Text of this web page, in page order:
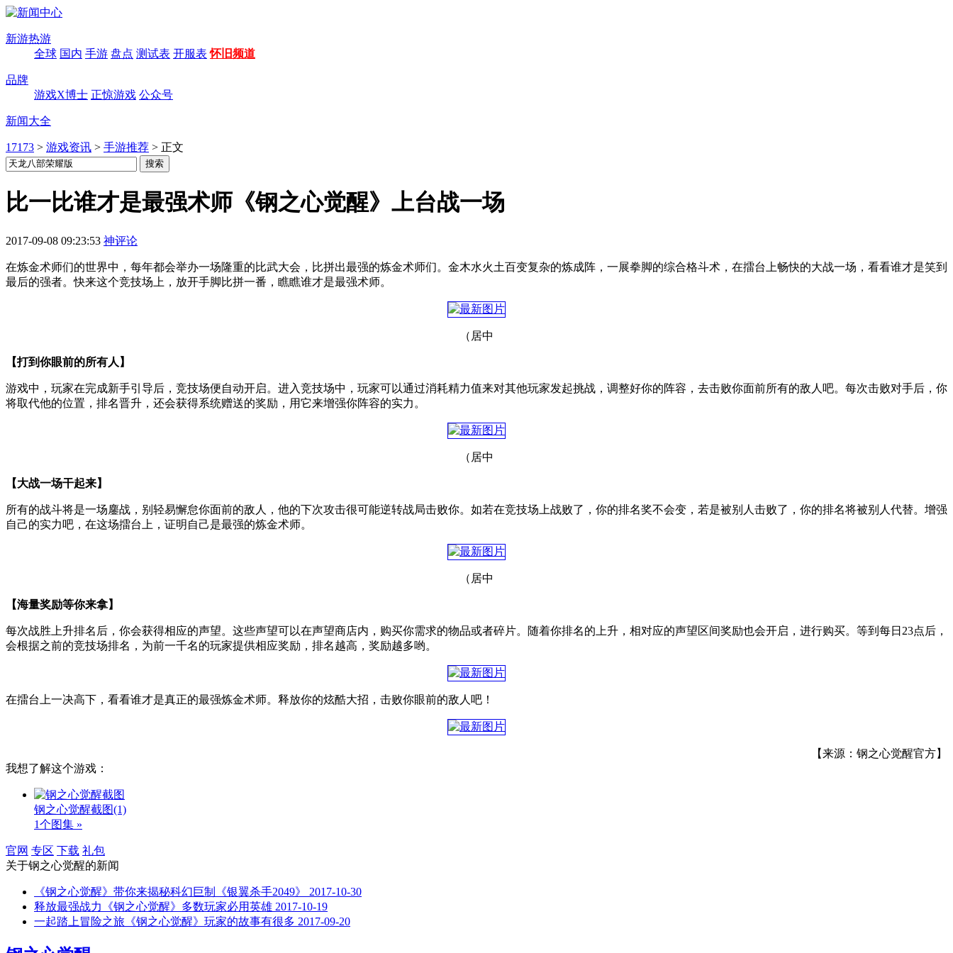
新游热游
全球 国内 手游 盘点 测试表 开服表 怀旧频道
品牌
游戏X博士 正惊游戏 公众号
新闻大全
17173 > 游戏资讯 > 手游推荐 > 正文
比一比谁才是最强术师《钢之心觉醒》上台战一场
2017-09-08 09:23:53 神评论
在炼金术师们的世界中，每年都会举办一场隆重的比武大会，比拼出最强的炼金术师们。金木水火土百变复杂的炼成阵，一展拳脚的综合格斗术，在擂台上畅快的大战一场，看看谁才是笑到
最后的强者。快来这个竞技场上，放开手脚比拼一番，瞧瞧谁才是最强术师。
（居中
【打到你眼前的所有人】
游戏中，玩家在完成新手引导后，竞技场便自动开启。进入竞技场中，玩家可以通过消耗精力值来对其他玩家发起挑战，调整好你的阵容，去击败你面前所有的敌人吧。每次击败对手后，你
将取代他的位置，排名晋升，还会获得系统赠送的奖励，用它来增强你阵容的实力。
（居中
【大战一场干起来】
所有的战斗将是一场鏖战，别轻易懈怠你面前的敌人，他的下次攻击很可能逆转战局击败你。如若在竞技场上战败了，你的排名奖不会变，若是被别人击败了，你的排名将被别人代替。增强
自己的实力吧，在这场擂台上，证明自己是最强的炼金术师。
（居中
【海量奖励等你来拿】
每次战胜上升排名后，你会获得相应的声望。这些声望可以在声望商店内，购买你需求的物品或者碎片。随着你排名的上升，相对应的声望区间奖励也会开启，进行购买。等到每日23点后，
会根据之前的竞技场排名，为前一千名的玩家提供相应奖励，排名越高，奖励越多哟。
在擂台上一决高下，看看谁才是真正的最强炼金术师。释放你的炫酷大招，击败你眼前的敌人吧！
【来源：钢之心觉醒官方】
我想了解这个游戏：
钢之心觉醒截图(1)
1个图集 »
官网 专区 下载 礼包
关于钢之心觉醒的新闻
《钢之心觉醒》带你来揭秘科幻巨制《银翼杀手2049》
2017-10-30
释放最强战力《钢之心觉醒》多数玩家必用英雄 2017-10-19
一起踏上冒险之旅《钢之心觉醒》玩家的故事有很多 2017-09-20